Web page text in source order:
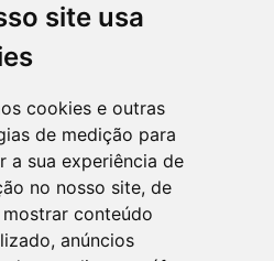
site usa
cookies e outras
de medição para
a sua experiência de
no nosso site, de
conteúdo
anúncios
DO SUL
PARANÁ
- CEP: 86.970-000
8828, (44) 99935-8839
a Sexta-feira
e das 13:00h às 17:00h